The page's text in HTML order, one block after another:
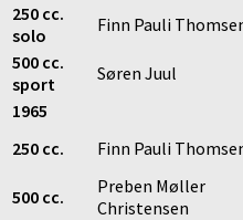
250 cc.
solo
Finn Pauli
500 cc.
sport
Søren Juul
1965
250 cc.
Finn Pauli
500 cc.
Preben Møller
Christensen